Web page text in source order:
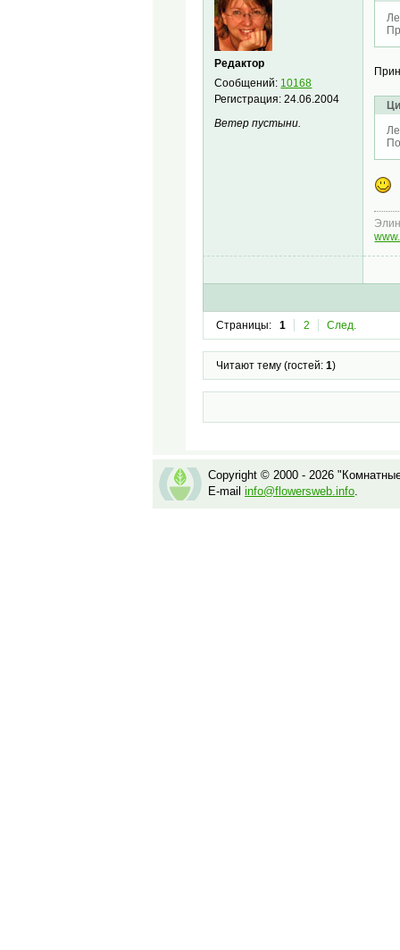
Редактор
Сообщений: 10168
Регистрация:24.06.2004
Ветер пустыни.
Страницы: 1 2 След.
Читают тему (гостей: 1)
Copyright © 2000 - 2026
E-mail info@flowersweb.info.